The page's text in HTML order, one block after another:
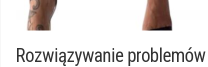
Rozwiązywanie